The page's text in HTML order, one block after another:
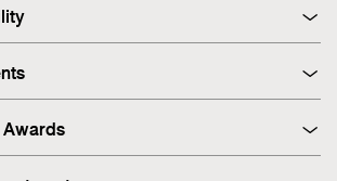
A Glance
Process
& Materiality Analysis
Report (CGR)